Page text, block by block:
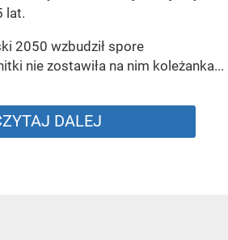
lat.
2050 wzbudził spore
nie zostawiła na nim koleżanka...
DALEJ